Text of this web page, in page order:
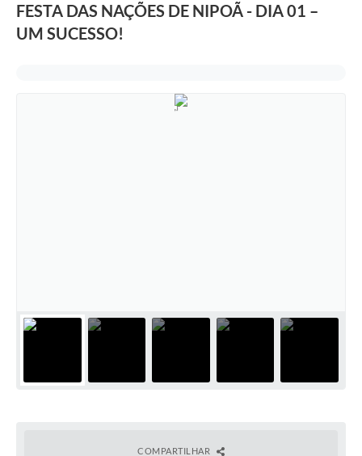
FESTA DAS NAÇÕES DE NIPOÃ - DIA 01 –
UM SUCESSO!
COMPARTILHAR